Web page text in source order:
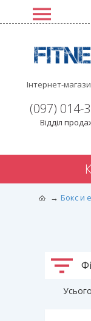
Інтернет-
(097) 014-
Відділ
Бокс и